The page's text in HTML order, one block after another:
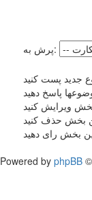
پرش به:
جدید پست کنید
پاسخ دهید
ویرایش کنید
بخش حذف کنید
بخش رای دهید
Powered by phpBB ©